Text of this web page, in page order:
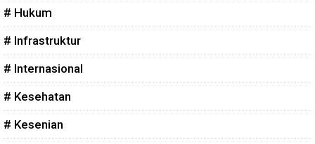
# Hukum
# Infrastruktur
# Internasional
# Kesehatan
# Kesenian